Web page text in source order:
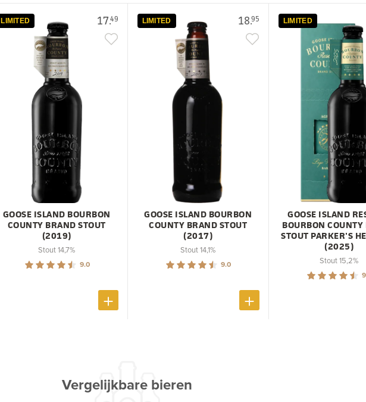
17.49
LIMITED
GOOSE ISLAND BOURBON
COUNTY BRAND STOUT
(2019)
Stout 14,7%
9.0
18.95
LIMITED
GOOSE ISLAND BOURBON
COUNTY BRAND STOUT
(2017)
Stout 14,1%
9.0
LIMITED
GOOSE ISLAND
BOURBON
STOUT PARKER'S
(2025)
Stout 15,2%
Vergelijkbare bieren